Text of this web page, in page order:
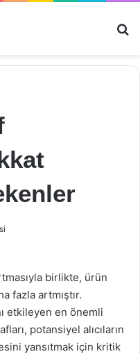
birlikte, ürün
fazla artmıştır.
etkileyen en önemli
potansiyel alıcıların
yansıtmak için kritik